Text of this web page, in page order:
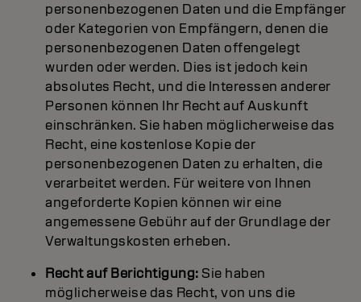
personenbezogenen Daten und die Empfänger
oder Kategorien von Empfängern, denen die
personenbezogenen Daten offengelegt
wurden oder werden. Dies ist jedoch kein
absolutes Recht, und die Interessen anderer
Personen können Ihr Recht auf Auskunft
einschränken. Sie haben möglicherweise das
Recht, eine kostenlose Kopie der
personenbezogenen Daten zu erhalten, die
verarbeitet werden. Für weitere von Ihnen
angeforderte Kopien können wir eine
angemessene Gebühr auf der Grundlage der
Verwaltungskosten erheben.
Recht auf Berichtigung:Sie haben
möglicherweise das Recht, von uns die